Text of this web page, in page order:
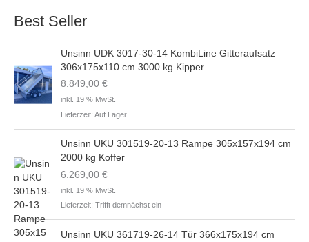
c
:
Best Seller
Unsinn UDK 3017-30-14 KombiLine Gitteraufsatz
306x175x110 cm 3000 kg Kipper
8.849,00€
inkl. 19 % MwSt.
Lieferzeit:Auf Lager
Unsinn UKU 301519-20-13 Rampe 305x157x194 cm
2000 kg Koffer
6.269,00€
inkl. 19 % MwSt.
Lieferzeit:Trifft demnächst ein
Unsinn UKU 361719-26-14 Tür 366x175x194 cm